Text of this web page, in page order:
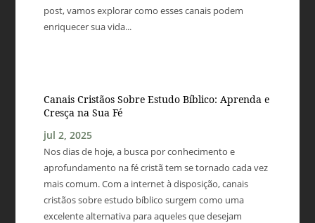
post, vamos explorar como esses canais podem
enriquecer sua vida...
Canais Cristãos Sobre Estudo Bíblico: Aprenda e
Cresça na Sua Fé
jul 2, 2025
Nos dias de hoje, a busca por conhecimento e
aprofundamento na fé cristã tem se tornado cada vez
mais comum. Com a internet à disposição, canais
cristãos sobre estudo bíblico surgem como uma
excelente alternativa para aqueles que desejam